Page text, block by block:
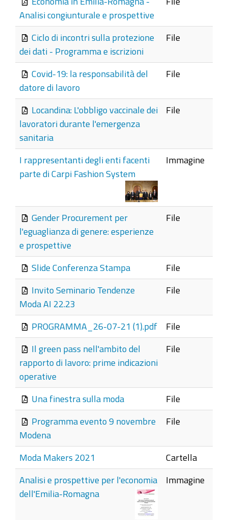
Analisi congiunturale e prospettive
Ciclo di incontri sulla protezione
dei dati - Programma e iscrizioni
File
Covid-19: la responsabilità del
datore di lavoro
File
Locandina: L'obbligo vaccinale dei
lavoratori durante l'emergenza
sanitaria
File
I rappresentanti degli enti facenti
parte di Carpi Fashion System
Immagine
Gender Procurement per
l'eguaglianza di genere: esperienze
e prospettive
File
Slide Conferenza Stampa File
Invito Seminario Tendenze
Moda AI 22.23
File
PROGRAMMA_26-07-21 (1).pdf File
Il green pass nell'ambito del
rapporto di lavoro: prime indicazioni
operative
File
Una finestra sulla moda File
Programma evento 9 novembre
Modena
File
Moda Makers 2021 Cartella
Analisi e prospettive per l'economia
dell'Emilia-Romagna
Immagine